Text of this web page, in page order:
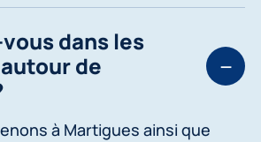
dans les
de
à Martigues ainsi que